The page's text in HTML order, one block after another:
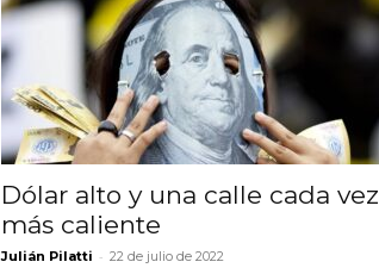
Dólar alto y una calle cada vez
más caliente
Julián Pilatti - 22 de julio de 2022